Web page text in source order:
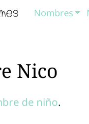
Nombres
Nico
de niño.